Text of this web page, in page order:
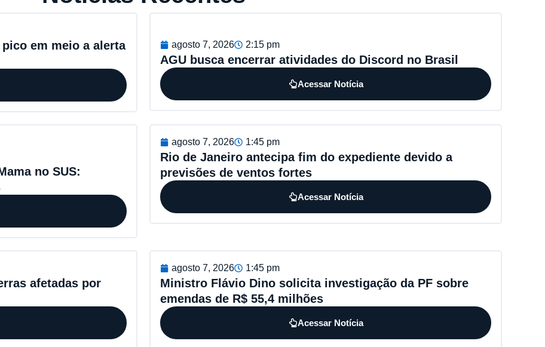
em meio a alerta
agosto 7, 2026 2:15 pm
AGU busca encerrar atividades do Discord no Brasil
Acessar Notícia
no SUS:
agosto 7, 2026 1:45 pm
Rio de Janeiro antecipa fim do expediente devido a
previsões de ventos fortes
Acessar Notícia
afetadas por
agosto 7, 2026 1:45 pm
Ministro Flávio Dino solicita investigação da PF sobre
emendas de R$ 55,4 milhões
Acessar Notícia